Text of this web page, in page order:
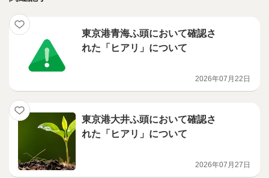
東京港青海ふ頭において確認さ
れた「ヒアリ」について
2026年07月22日
東京港大井ふ頭において確認さ
れた「ヒアリ」について
2026年07月27日